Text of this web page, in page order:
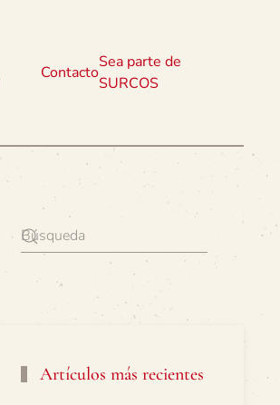
Contacto
Sea parte de
SURCOS
Artículos más recientes